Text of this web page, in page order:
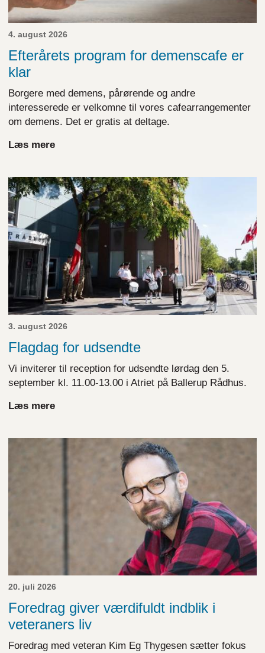
4. august 2026
Efterårets program for demenscafe er
klar
Borgere med demens, pårørende og andre
interesserede er velkomne til vores cafearrangementer
om demens. Det er gratis at deltage.
Læs mere
3. august 2026
Flagdag for udsendte
Vi inviterer til reception for udsendte lørdag den 5.
september kl. 11.00-13.00 i Atriet på Ballerup Rådhus.
Læs mere
20. juli 2026
Foredrag giver værdifuldt indblik i
veteraners liv
Foredrag med veteran Kim Eg Thygesen sætter fokus